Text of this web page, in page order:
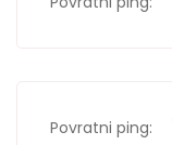
Povratni ping: